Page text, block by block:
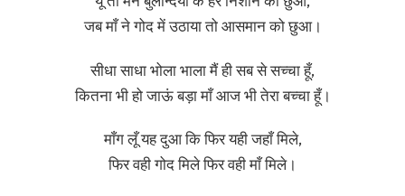
जब माँ ने गोद में उठाया तो आसमान को छुआ।
सीधा साधा भोला भाला मैं ही सब से सच्चा हूँ,
कितना भी हो जाऊं बड़ा माँ आज भी तेरा बच्चा हूँ।
माँग लूँ यह दुआ कि फिर यही जहाँ मिले,
फिर वही गोद मिले फिर वही माँ मिले।